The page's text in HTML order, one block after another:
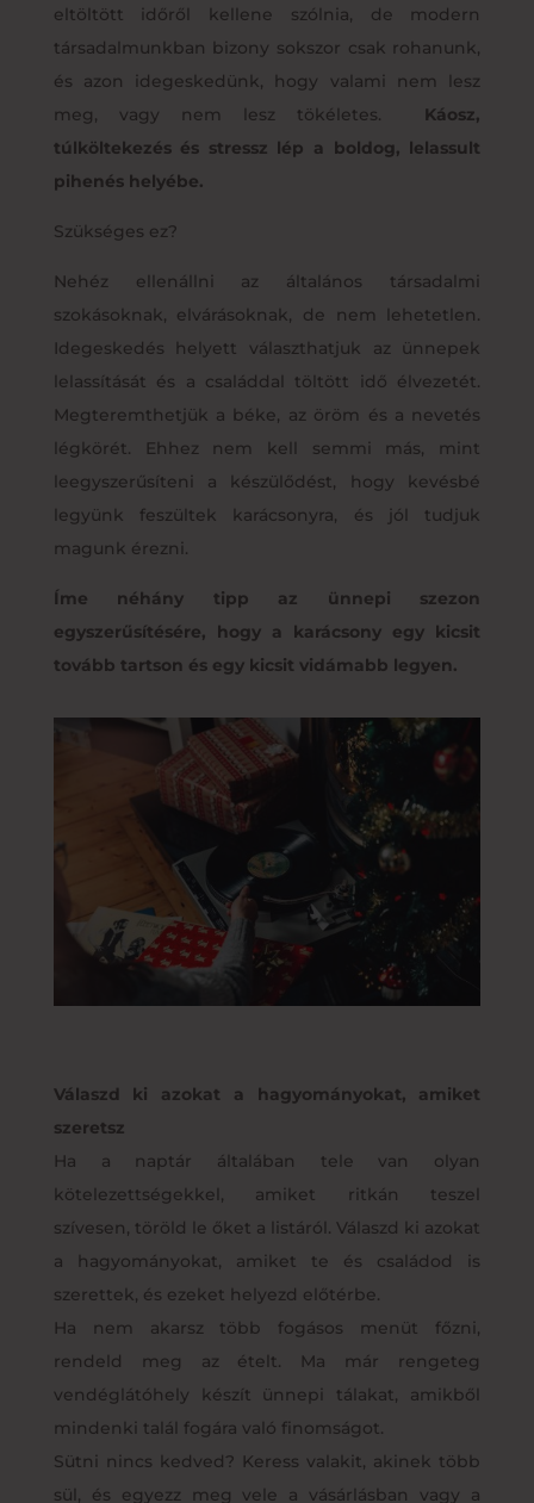
eltöltött időről kellene szólnia, de modern
társadalmunkban bizony sokszor csak rohanunk,
és azon idegeskedünk, hogy valami nem lesz
meg, vagy nem lesz tökéletes.
Káosz,
túlköltekezés és stressz lép a boldog, lelassult
pihenés helyébe.
Szükséges ez?
Nehéz ellenállni az általános társadalmi
szokásoknak, elvárásoknak, de nem lehetetlen.
Idegeskedés helyett választhatjuk az ünnepek
lelassítását és a családdal töltött idő élvezetét.
Megteremthetjük a béke, az öröm és a nevetés
légkörét. Ehhez nem kell semmi más, mint
leegyszerűsíteni a készülődést, hogy kevésbé
legyünk feszültek karácsonyra, és jól tudjuk
magunk érezni.
Íme néhány tipp az ünnepi szezon
egyszerűsítésére, hogy a karácsony egy kicsit
tovább tartson és egy kicsit vidámabb legyen.
Válaszd ki azokat a hagyományokat, amiket
szeretsz
Ha a naptár általában tele van olyan
kötelezettségekkel, amiket ritkán teszel
szívesen, töröld le őket a listáról. Válaszd ki azokat
a hagyományokat, amiket te és családod is
szerettek, és ezeket helyezd előtérbe.
Ha nem akarsz több fogásos menüt főzni,
rendeld meg az ételt. Ma már rengeteg
vendéglátóhely készít ünnepi tálakat, amikből
mindenki talál fogára való finomságot.
Sütni nincs kedved? Keress valakit, akinek több
sül, és egyezz meg vele a vásárlásban vagy a